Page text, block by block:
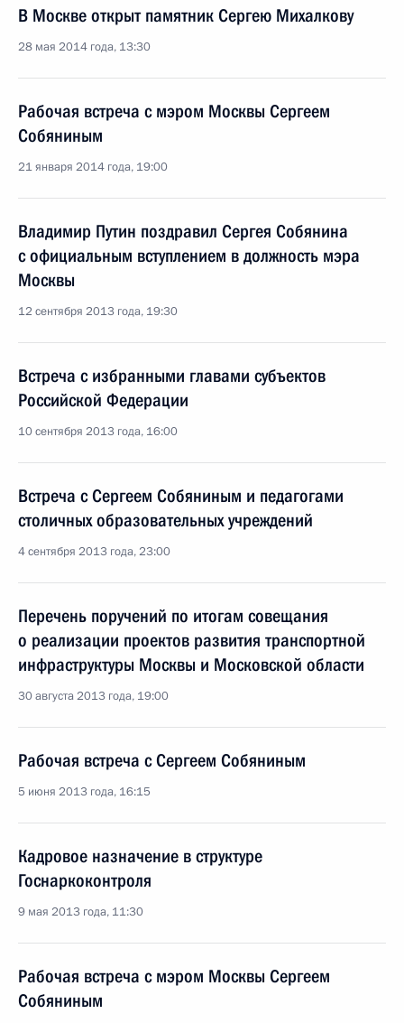
В Москве открыт памятник Сергею Михалкову
28 мая 2014 года, 13:30
Рабочая встреча с мэром Москвы Сергеем
Собяниным
21 января 2014 года, 19:00
Владимир Путин поздравил Сергея Собянина
с официальным вступлением в должность мэра
Москвы
12 сентября 2013 года, 19:30
Встреча с избранными главами субъектов
Российской Федерации
10 сентября 2013 года, 16:00
Встреча с Сергеем Собяниным и педагогами
столичных образовательных учреждений
4 сентября 2013 года, 23:00
Перечень поручений по итогам совещания
о реализации проектов развития транспортной
инфраструктуры Москвы и Московской области
30 августа 2013 года, 19:00
Рабочая встреча с Сергеем Собяниным
5 июня 2013 года, 16:15
Кадровое назначение в структуре
Госнаркоконтроля
9 мая 2013 года, 11:30
Рабочая встреча с мэром Москвы Сергеем
Собяниным